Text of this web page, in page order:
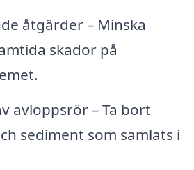
åtgärder – Minska
skador på
avloppsrör – Ta bort
sediment som samlats i